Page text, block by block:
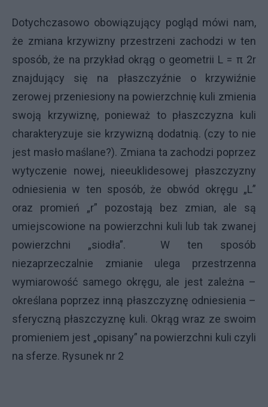
Dotychczasowo obowiązujący pogląd mówi nam,
że zmiana krzywizny przestrzeni zachodzi w ten
sposób, że na przykład okrąg o geometrii L = π 2r
znajdujący się na płaszczyźnie o krzywiźnie
zerowej przeniesiony na powierzchnię kuli zmienia
swoją krzywiznę, ponieważ to płaszczyzna kuli
charakteryzuje sie krzywizną dodatnią. (czy to nie
jest masło maślane?). Zmiana ta zachodzi poprzez
wytyczenie nowej, nieeuklidesowej płaszczyzny
odniesienia w ten sposób, że obwód okręgu „L”
oraz promień „r” pozostają bez zmian, ale są
umiejscowione na powierzchni kuli lub tak zwanej
powierzchni „siodła”. W ten sposób
niezaprzeczalnie zmianie ulega przestrzenna
wymiarowość samego okręgu, ale jest zależna –
określana poprzez inną płaszczyznę odniesienia –
sferyczną płaszczyznę kuli. Okrąg wraz ze swoim
promieniem jest „opisany” na powierzchni kuli czyli
na sferze. Rysunek nr 2